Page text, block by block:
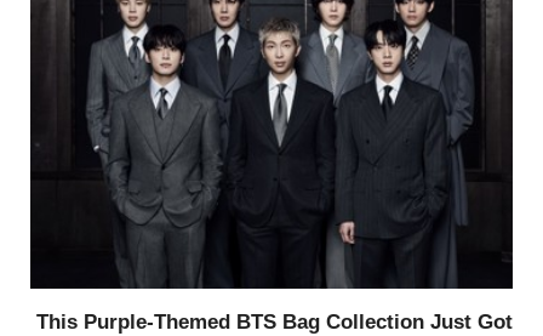
This Purple-Themed BTS Bag Collection Just Got